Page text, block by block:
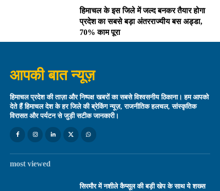
हिमाचल के इस जिले में जल्द बनकर तैयार होगा
प्रदेश का सबसे बड़ा अंतरराज्यीय बस अड्डा,
70% काम पूरा
आपकी बात न्यूज़
हिमाचल प्रदेश की ताज़ा और निष्पक्ष खबरों का सबसे विश्वसनीय ठिकाना। हम आपको
देते हैं हिमाचल देश के हर जिले की ब्रेकिंग न्यूज़, राजनीतिक हलचल, सांस्कृतिक
विरासत और पर्यटन से जुड़ी सटीक जानकारी।
most viewed
सिरमौर में नशीले कैप्सूल की बड़ी खेप के साथ ये शख्स